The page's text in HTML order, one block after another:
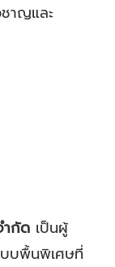
าญและ
กัด เป็นผู้
บบพื้นพิเศษที่